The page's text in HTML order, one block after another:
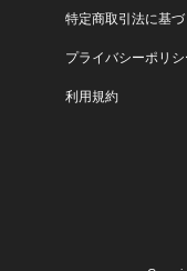
特定商取引法に基
プライバシーポリ
利用規約